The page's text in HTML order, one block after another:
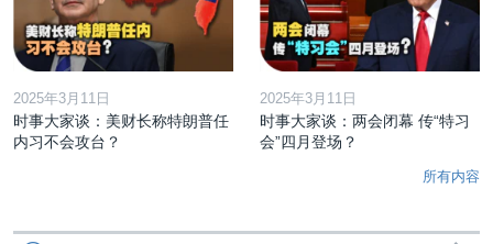
2025年3月11日
时事大家谈：美财长称特朗普任
内习不会攻台？
2025年3月11日
时事大家谈：两会闭幕 传“特习
会”四月登场？
所有内容